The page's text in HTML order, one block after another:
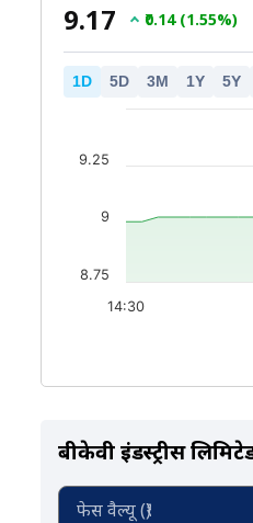
₹9.17 ₹0.14 (1.55%)
1D 5D 3M 1Y 5Y
14:30
8.75
9
9.25
बीकेवी इंडस्ट्रीस
फेस वैल्यू (₹)